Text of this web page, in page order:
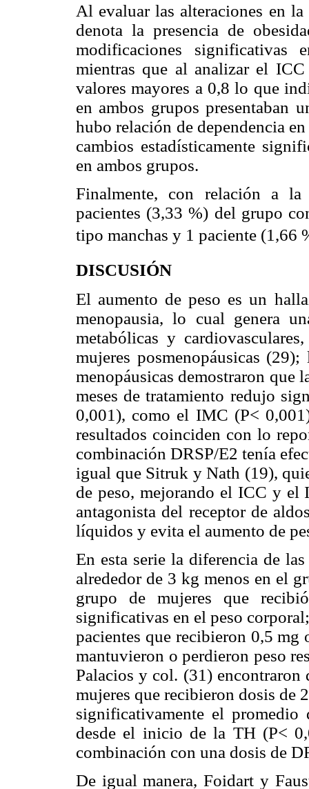
Al evaluar las alteraciones en
denota la presencia de
modificaciones significativas
mientras que al analizar el
valores mayores a 0,8 lo que
en ambos grupos presentaban
hubo relación de dependencia
cambios estadísticamente
en ambos grupos.
Finalmente, con relación a
pacientes (3,33 %) del grupo
tipo manchas y 1 paciente
DISCUSIÓN
El aumento de peso es un
menopausia, lo cual genera
metabólicas y
mujeres posmenopáusicas
menopáusicas demostraron que
meses de tratamiento redujo
0,001), como el IMC (P<
resultados coinciden con lo
combinación DRSP/E2 tenía
igual que Sitruk y Nath (19),
de peso, mejorando el ICC y el
antagonista del receptor de
líquidos y evita el aumento de
En esta serie la diferencia de
alrededor de 3 kg menos en el
grupo de mujeres que
significativas en el peso
pacientes que recibieron 0,5
mantuvieron o perdieron peso
Palacios y col. (31) encontraron
mujeres que recibieron dosis de
significativamente el
desde el inicio de la TH (P<
combinación con una dosis de
De igual manera, Foidart y